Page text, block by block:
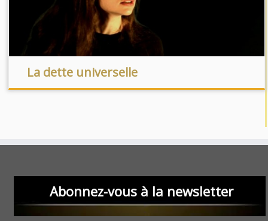
La dette universelle
Abonnez-vous à la newsletter